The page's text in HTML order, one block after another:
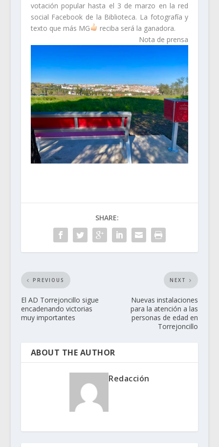
votación popular hasta el 3 de marzo en la red
social Facebook de la Biblioteca. La fotografía y
texto que más MG
reciba será la ganadora.
Nota de prensa
SHARE:
PREVIOUS
El AD Torrejoncillo sigue
encadenando victorias
muy importantes
NEXT
Nuevas instalaciones
para la atención a las
personas de edad en
Torrejoncillo
ABOUT THE AUTHOR
Redacción